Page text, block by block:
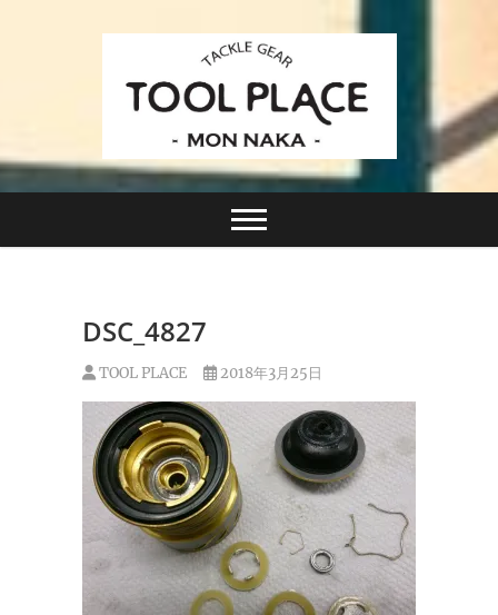
TACKLE GEAR
TOOL PLACE ツー
小さなルアーフィッシングショップ「ツールプレイ
ス」が門前仲町に近日オープン！
DSC_4827
TOOL PLACE 2018年3月25日